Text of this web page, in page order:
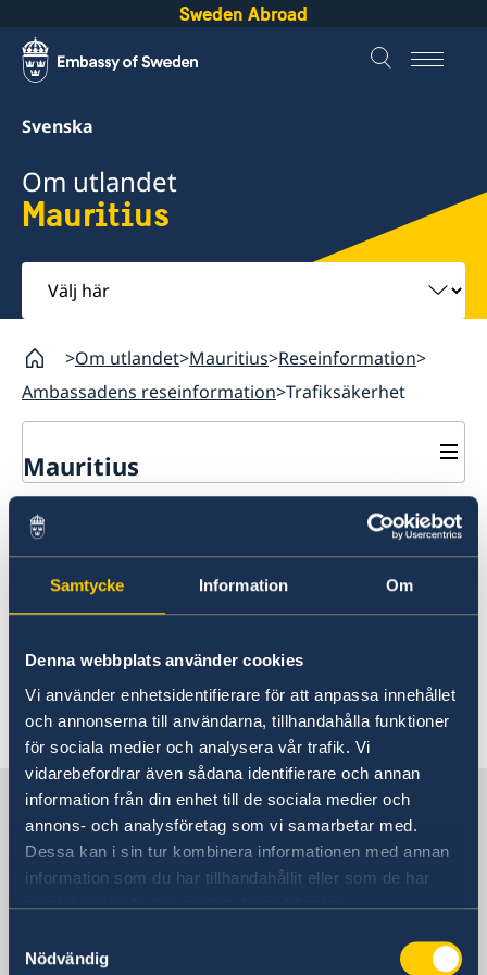
Samtycke Information Om
Denna webbplats använder cookies
Vi använder enhetsidentifierare för att anpassa innehållet
och annonserna till användarna, tillhandahålla funktioner
för sociala medier och analysera vår trafik. Vi
vidarebefordrar även sådana identifierare och annan
information från din enhet till de sociala medier och
annons- och analysföretag som vi samarbetar med.
Dessa kan i sin tur kombinera informationen med annan
information som du har tillhandahållit eller som de har
samlat in när du har använt deras tjänster.
Nödvändig
Sweden Abroad
Svenska
Om utlandet
Mauritius
Välj
här
Om utlandet Mauritius Reseinformation
Ambassadens reseinformation Trafiksäkerhet
Mauritius
Rösta i Mauritius
Hjälp till svenskar i Mauritius
Rösta i Mauritius
Akut hjälp
Pass utomlands
Reseinformation
Allmänna säkerhetsläget
Terrorism
Naturförhållanden och katastrofer
In- och utresebestämmelser
Lokala lagar och sedvänjor
Kriminalitet och personlig säkerhet
Trafiksäkerhet
Hälso- och sjukvård
Övriga upplysningar
Resa i landet
Trafiksäkerhet
På Mauritius är det vänstertrafik. Den främsta
säkerhetsrisken på Mauritius är trafiken och
inbrott.
Senast uppdaterad 05 juni 2026, 09.10
Sverige i Mauritius
Sveriges ambassad
Zimbabwe, Harare